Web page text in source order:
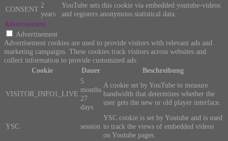
CONSENT 2
years
YouTube sets this cookie via embedded youtube-videos
and registers anonymous statistical data.
Advertisement
Advertisement
Advertisement cookies are used to provide visitors with relevant ads and
marketing campaigns. These cookies track visitors across websites and
collect information to provide customized ads.
Cookie
Dauer Beschreibung
VISITOR_INFO1_LIVE
5
months
27
days
A cookie set by YouTube to measure
bandwidth that determines whether the
user gets the new or old player interface.
YSC session
YSC cookie is set by Youtube and is used
to track the views of embedded videos
on Youtube pages.